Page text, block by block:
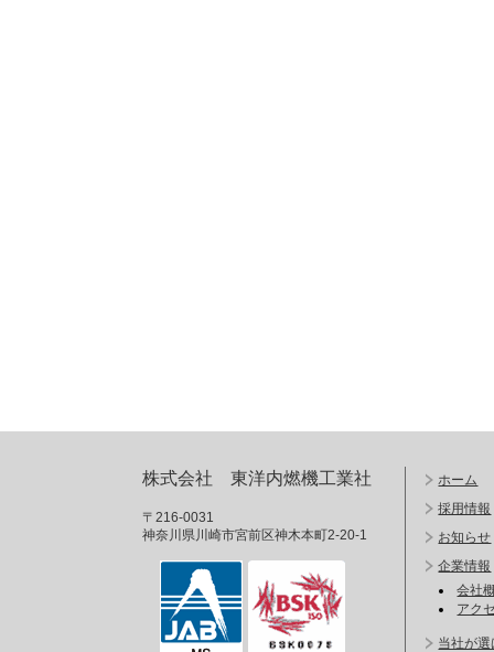
株式会社 東洋内燃機工業社
〒216-0031
神奈川県川崎市宮前区神木本町2-20-1
ホーム
採用情報
お知らせ
企業情報
会社
アク
当社が